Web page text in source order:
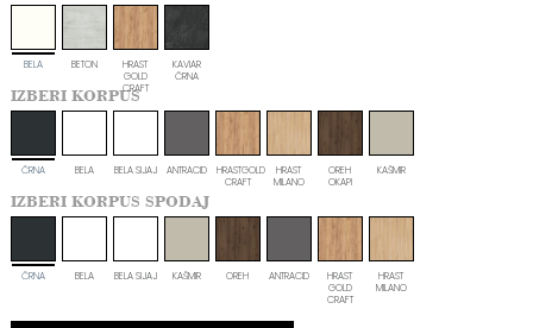
BELA BETON
HRAST
GOLD
CRAFT
KAVIAR
ČRNA
IZBERI KORPUS
ČRNA BELA BELA SIJAJ ANTRACID
HRASTGOLD
CRAFT
HRAST
MILANO
OREH
OKAPI
KAŠMIR
IZBERI KORPUS SPODAJ
ČRNA BELA BELA SIJAJ KAŠMIR OREH ANTRACID
HRAST
GOLD
CRAFT
HRAST
MILANO